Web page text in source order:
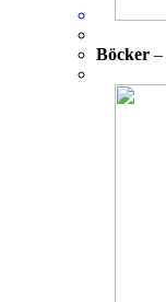
Böcker –